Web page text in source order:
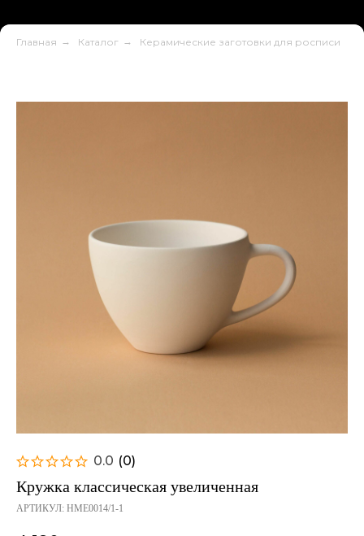
Главная → Каталог → Керамические заготовки для росписи
0.0 (0)
Кружка классическая увеличенная
АРТИКУЛ: HME0014/1-1